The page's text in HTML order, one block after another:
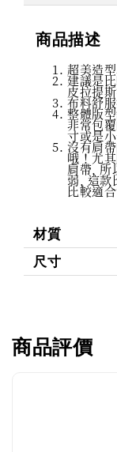
商品描述
超美造
建議是
皮拉提
布料舒
整體版
非常包
寸或是
沒有肩
哦！尤
肩帶, 所
弱, 這款
比較適
材質
尺寸
商品評價